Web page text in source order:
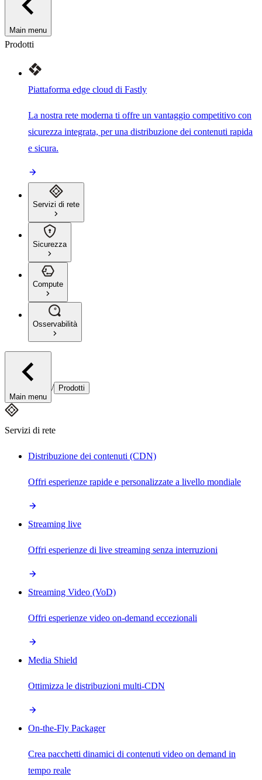
Main menu
Prodotti
Piattaforma edge cloud di Fastly
La nostra rete moderna ti offre un vantaggio competitivo con
sicurezza integrata, per una distribuzione dei contenuti rapida
e sicura.
Servizi di rete
Sicurezza
Compute
Osservabilità
Main menu
/ Prodotti
Servizi di rete
Distribuzione dei contenuti (CDN)
Offri esperienze rapide e personalizzate a livello mondiale
Streaming live
Offri esperienze di live streaming senza interruzioni
Streaming Video (VoD)
Offri esperienze video on-demand eccezionali
Media Shield
Ottimizza le distribuzioni multi-CDN
On-the-Fly Packager
Crea pacchetti dinamici di contenuti video on demand in
tempo reale